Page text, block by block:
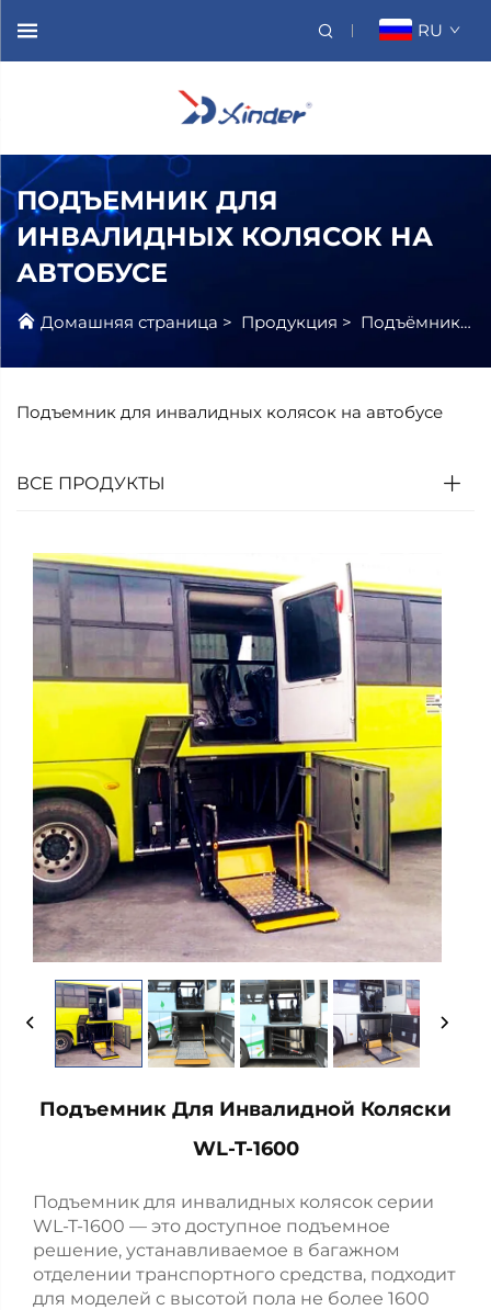
RU
ПОДЪЕМНИК ДЛЯ
ИНВАЛИДНЫХ КОЛЯСОК НА
АВТОБУСЕ
Домашняя страница > Продукция > Подъёмник Для Инвалидной Коляски
Подъемник для инвалидных колясок на автобусе
ВСЕ ПРОДУКТЫ
Подъемник Для Инвалидной Коляски
WL-T-1600
Подъемник для инвалидных колясок серии
WL-T-1600 — это доступное подъемное
решение, устанавливаемое в багажном
отделении транспортного средства, подходит
для моделей с высотой пола не более 1600